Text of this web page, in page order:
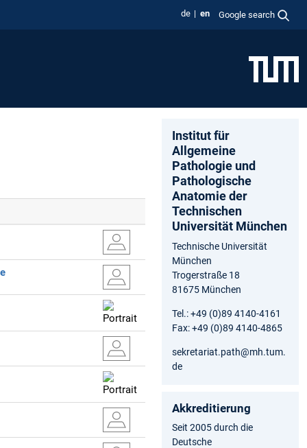
de en Google search
Institut für
Allgemeine
Pathologie und
Pathologische
Anatomie der
Technischen
Universität München
Technische Universität
München
Trogerstraße 18
81675 München
Tel.: +49 (0)89 4140-4161
Fax: +49 (0)89 4140-4865
sekretariat.path@mh.tum.
de
Akkreditierung
Seit 2005 durch die
Deutsche